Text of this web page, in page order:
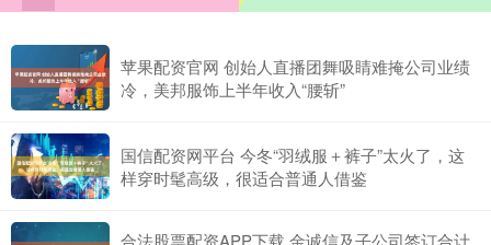
苹果配资官网 创始人直播团舞吸睛难掩公司业绩
冷，美邦服饰上半年收入“腰斩”
国信配资网平台 今冬“羽绒服＋裤子”太火了，这
样穿时髦高级，很适合普通人借鉴
合法股票配资APP下载 金诚信及子公司签订合计